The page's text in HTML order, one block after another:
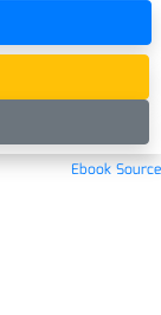
Ebook Source